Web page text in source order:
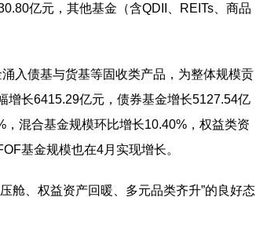
亿元，其他基金（含QDII、REITs、商品
入债基与货基等固收类产品，为整体规模贡
增长6415.29亿元，债券基金增长5127.54亿
混合基金规模环比增长10.40%，权益类资
基金规模也在4月实现增长。
舱、权益资产回暖、多元品类齐升”的良好态